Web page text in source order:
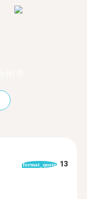
format_quote 13